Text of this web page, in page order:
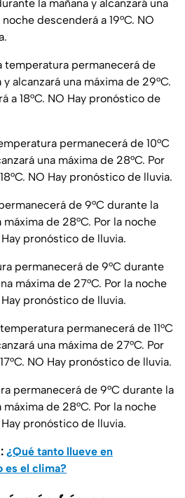
la mañana y alcanzará una
descenderá a 19°C. NO
temperatura permanecerá de
y alcanzará una máxima de 29°C.
a 18°C. NO Hay pronóstico de
permanecerá de 10°C
una máxima de 28°C. Por
NO Hay pronóstico de lluvia.
de 9°C durante la
máxima de 28°C. Por la noche
pronóstico de lluvia.
permanecerá de 9°C durante
máxima de 27°C. Por la noche
pronóstico de lluvia.
permanecerá de 11°C
una máxima de 27°C. Por
NO Hay pronóstico de lluvia.
permanecerá de 9°C durante la
máxima de 28°C. Por la noche
pronóstico de lluvia.
¿Qué tanto llueve en
es el clima?